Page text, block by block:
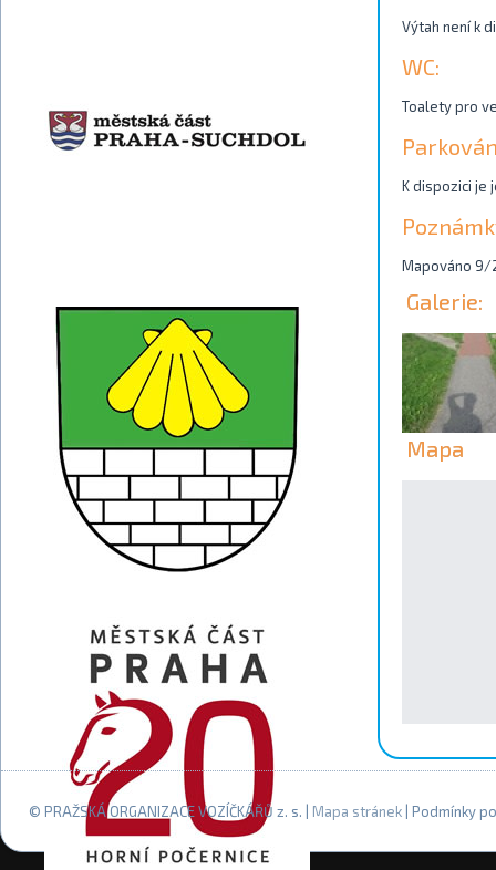
Výtah není k
WC:
Toalety pro
K dispozici je
Mapováno 9/
Galerie:
Mapa
© PRAŽSKÁ ORGANIZACE VOZÍČKÁŘŮ z. s. | Mapa stránek | Podmínky